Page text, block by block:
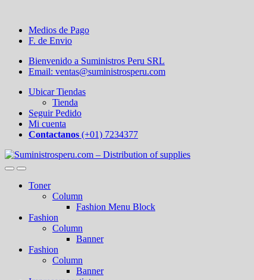
Medios de Pago
F. de Envio
Bienvenido a Suministros Peru SRL
Email: ventas@suministrosperu.com
Ubicar Tiendas
Tienda
Seguir Pedido
Mi cuenta
Contactanos (+01) 7234377
Toner
Column
Fashion Menu Block
Fashion
Column
Banner
Fashion
Column
Banner